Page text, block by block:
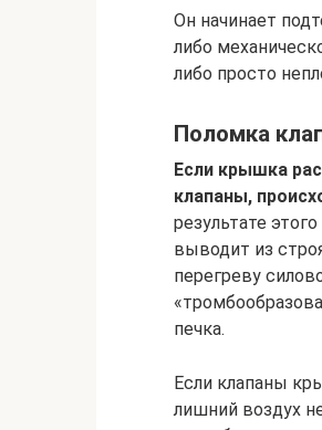
Он начинает
либо
либо просто
Поломка
Если крышка
клапаны,
результате
выводит из
перегреву
печка.
Если клапаны
лишний воздух